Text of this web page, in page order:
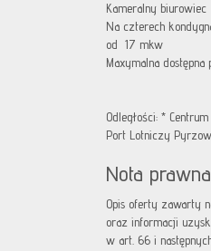
Kameralny
Na czterech
od 17 mkw
Maxymalna
Odległości: *
Port Lotniczy
Nota prawna
Opis oferty zawarty
oraz informacji
w art. 66 i następnych